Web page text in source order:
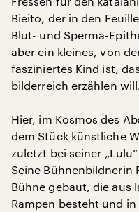
Bieito, der in den
Blut- und Sperma-
aber ein kleines, von
fasziniertes Kind ist,
bilderreich erzählen
Hier, im Kosmos des
dem Stück künstliche
zuletzt bei seiner
Seine Bühnenbildnerin
Bühne gebaut, die aus
Rampen besteht und